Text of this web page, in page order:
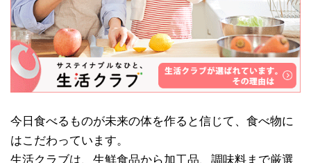
今日食べるものが未来の体を作ると信じて、食べ物に
はこだわっています。
生活クラブは、生鮮食品から加工品、調味料まで厳選